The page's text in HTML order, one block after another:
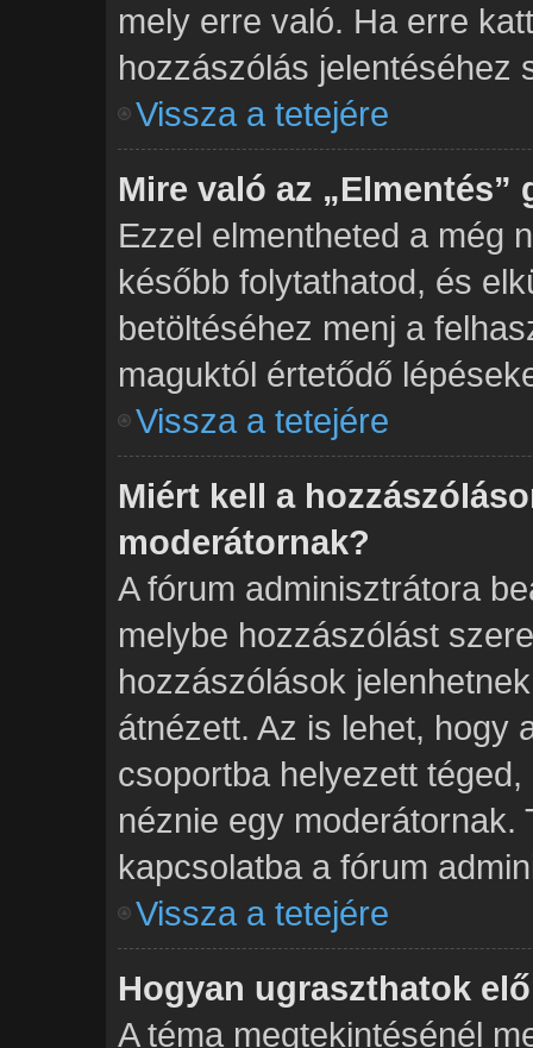
mely erre való. Ha erre
hozzászólás jelentéséhez
Vissza a tetejére
Mire való az
Ezzel elmentheted a még
később folytathatod, és
betöltéséhez menj a
maguktól értetődő
Vissza a tetejére
Miért kell a
moderátornak?
A fórum adminisztrátora
melybe hozzászólást
hozzászólások
átnézett. Az is lehet, hogy
csoportba helyezett
néznie egy moderátornak.
kapcsolatba a fórum
Vissza a tetejére
Hogyan ugraszthatok
A téma megtekintésénél